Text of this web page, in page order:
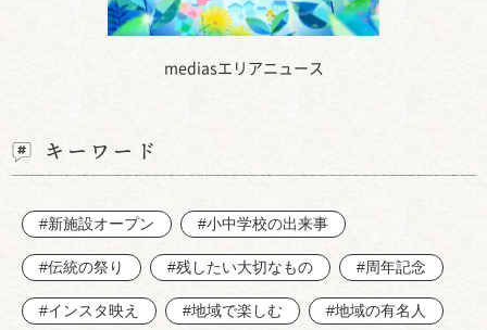
mediasエリアニュース
キーワード
#新施設オープン #小中学校の出来事
#伝統の祭り #残したい大切なもの #周年記念
#インスタ映え #地域で楽しむ #地域の有名人